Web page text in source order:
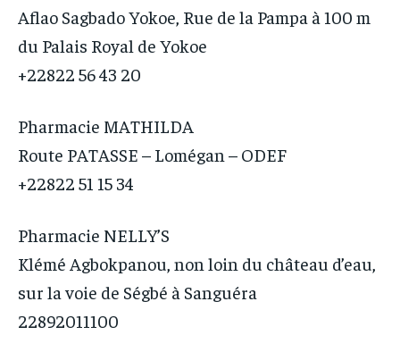
Aflao Sagbado Yokoe, Rue de la Pampa à 100 m
du Palais Royal de Yokoe
+22822 56 43 20
Pharmacie MATHILDA
Route PATASSE – Lomégan – ODEF
+22822 51 15 34
Pharmacie NELLY’S
Klémé Agbokpanou, non loin du château d’eau,
sur la voie de Ségbé à Sanguéra
22892011100